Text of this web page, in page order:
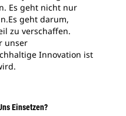
Es geht nicht nur
geht darum,
zu verschaffen.
unser
Innovation ist
Einsetzen?